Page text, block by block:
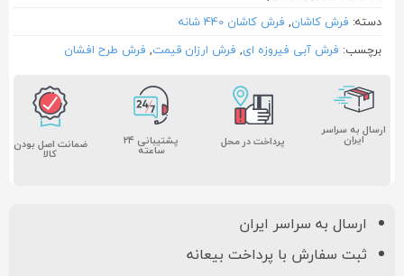
دسته: فرش کاشان, فرش کاشان 440 شانه
برچسب: فرش آبی فیروزه ای, فرش ارزان قیمت, فرش طرح افشان
ارسال به سراسر
ایران پرداخت در محل پشتیبانی ۲۴
ساعته ضمانت اصل بودن
کالا
ارسال به سراسر ایران
ثبت سفارش با پرداخت بیعانه